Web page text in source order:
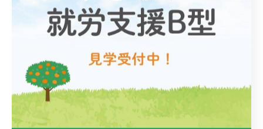
住所 :
兵庫県神戸市中央区磯辺通1丁目1-18
カサベラ国際プラザビル703号室
神戸市にて軽作業を通した支援
神戸市にて身体障がいの方の支援